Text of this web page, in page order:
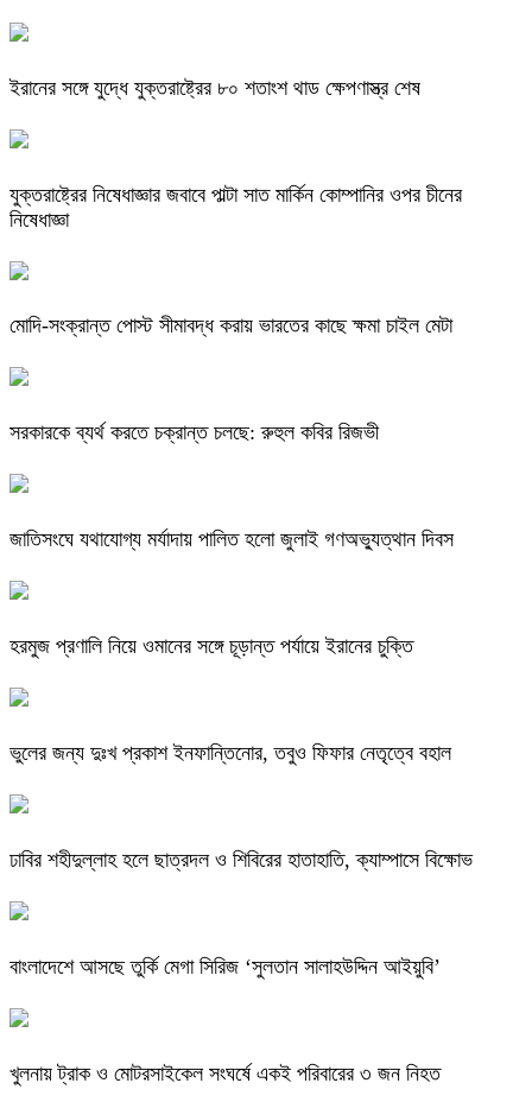
ইরানের সঙ্গে যুদ্ধে যুক্তরাষ্ট্রের ৮০ শতাংশ থাড ক্ষেপণাস্ত্র শেষ
যুক্তরাষ্ট্রের নিষেধাজ্ঞার জবাবে পাল্টা সাত মার্কিন কোম্পানির ওপর চীনের
নিষেধাজ্ঞা
মোদি-সংক্রান্ত পোস্ট সীমাবদ্ধ করায় ভারতের কাছে ক্ষমা চাইল মেটা
সরকারকে ব্যর্থ করতে চক্রান্ত চলছে: রুহুল কবির রিজভী
জাতিসংঘে যথাযোগ্য মর্যাদায় পালিত হলো জুলাই গণঅভ্যুত্থান দিবস
হরমুজ প্রণালি নিয়ে ওমানের সঙ্গে চূড়ান্ত পর্যায়ে ইরানের চুক্তি
ভুলের জন্য দুঃখ প্রকাশ ইনফান্তিনোর, তবুও ফিফার নেতৃত্বে বহাল
ঢাবির শহীদুল্লাহ হলে ছাত্রদল ও শিবিরের হাতাহাতি, ক্যাম্পাসে বিক্ষোভ
বাংলাদেশে আসছে তুর্কি মেগা সিরিজ ‘সুলতান সালাহউদ্দিন আইয়ুবি’
খুলনায় ট্রাক ও মোটরসাইকেল সংঘর্ষে একই পরিবারের ৩ জন নিহত